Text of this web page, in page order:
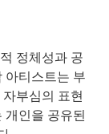
정체성과 공
아티스트는 부
부심의 표현
개인을 공유된